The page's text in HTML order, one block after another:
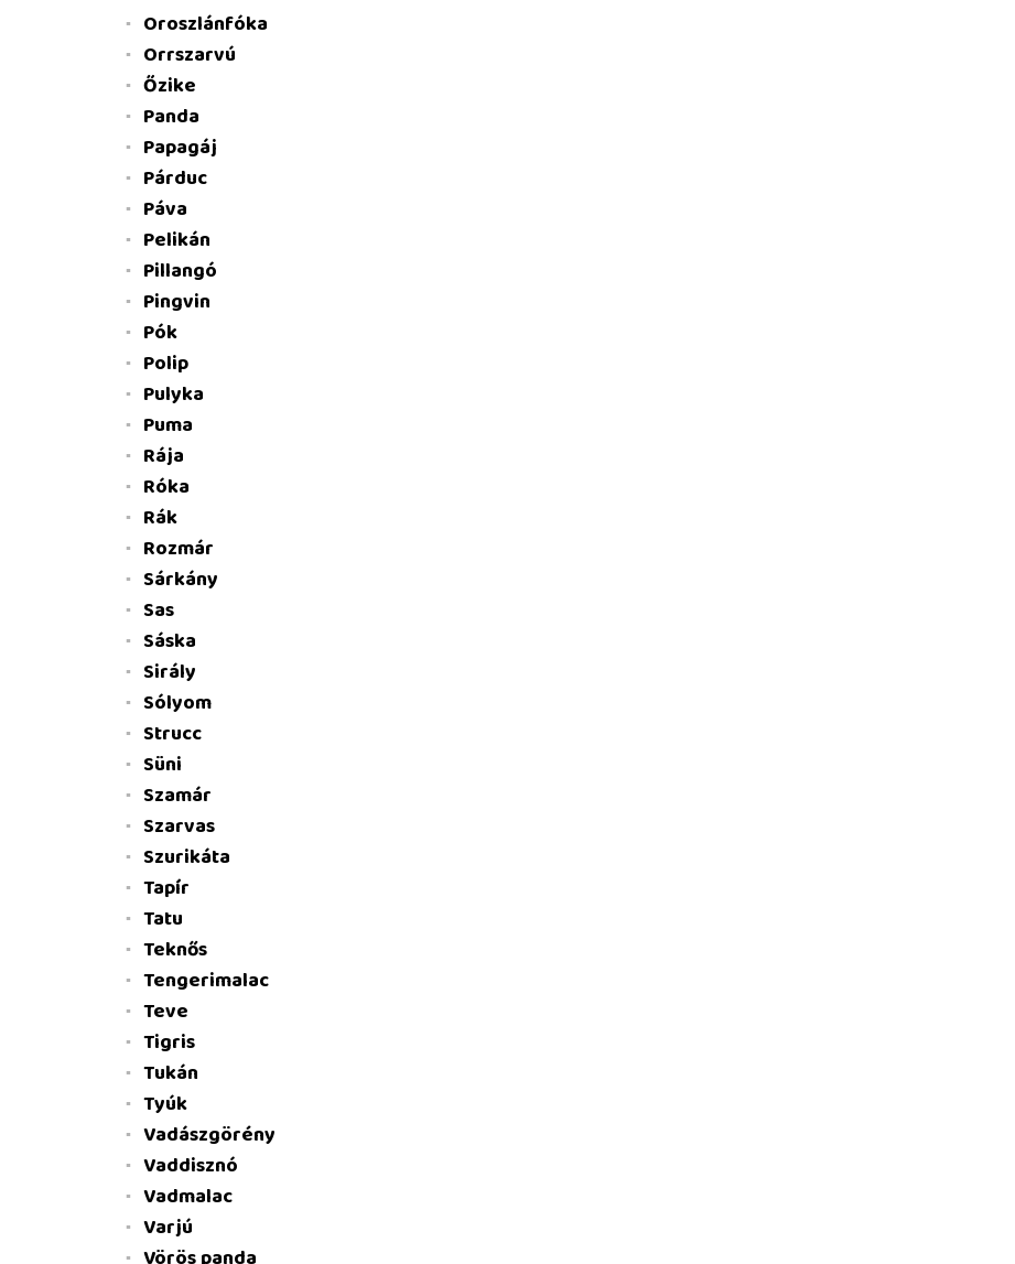
Oroszlánfóka
Orrszarvú
Őzike
Panda
Papagáj
Párduc
Páva
Pelikán
Pillangó
Pingvin
Pók
Polip
Pulyka
Puma
Rája
Róka
Rák
Rozmár
Sárkány
Sas
Sáska
Sirály
Sólyom
Strucc
Süni
Szamár
Szarvas
Szurikáta
Tapír
Tatu
Teknős
Tengerimalac
Teve
Tigris
Tukán
Tyúk
Vadászgörény
Vaddisznó
Vadmalac
Varjú